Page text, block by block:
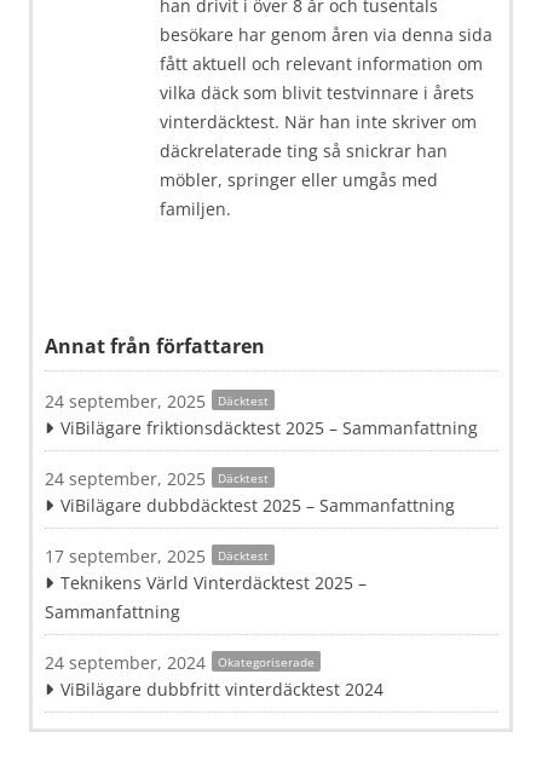
han drivit i över 8 år och tusentals
besökare har genom åren via denna sida
fått aktuell och relevant information om
vilka däck som blivit testvinnare i årets
vinterdäcktest. När han inte skriver om
däckrelaterade ting så snickrar han
möbler, springer eller umgås med
familjen.
Annat från författaren
24 september, 2025 Däcktest
ViBilägare friktionsdäcktest 2025 – Sammanfattning
24 september, 2025 Däcktest
ViBilägare dubbdäcktest 2025 – Sammanfattning
17 september, 2025 Däcktest
Teknikens Värld Vinterdäcktest 2025 –
Sammanfattning
24 september, 2024 Okategoriserade
ViBilägare dubbfritt vinterdäcktest 2024